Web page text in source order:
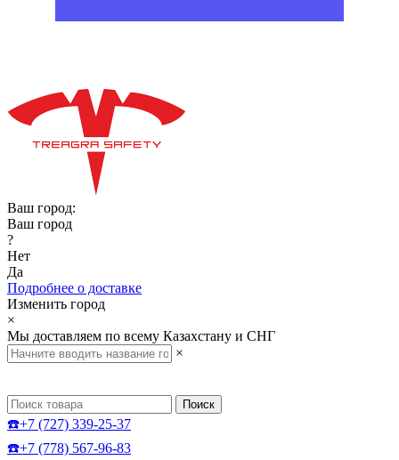
Ваш город:
Ваш город
?
Нет
Да
Подробнее о доставке
Изменить город
×
Мы доставляем по всему Казахстану и СНГ
×
Поиск
☎️+7 (727) 339-25-37
☎️+7 (778) 567-96-83